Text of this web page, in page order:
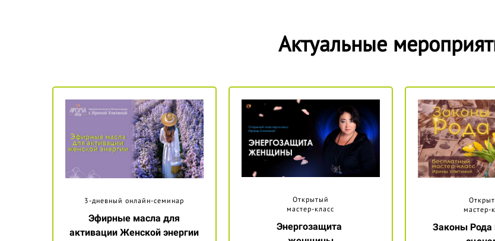
Актуальные
3-дневный онлайн-семинар
Эфирные масла для
активации Женской энергии
Открытый
мастер-класс
Энергозащита
мастер-
Законы Рода